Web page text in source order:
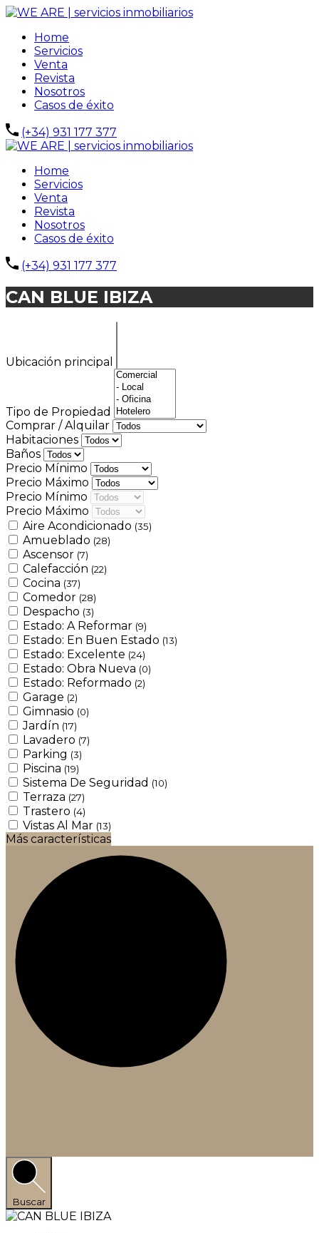
Home
Servicios
Venta
Revista
Nosotros
Casos de éxito
(+34) 931 177 377
Home
Servicios
Venta
Revista
Nosotros
Casos de éxito
(+34) 931 177 377
CAN BLUE IBIZA
Ubicación principal
Tipo de Propiedad
Comprar / Alquilar
Habitaciones
Baños
Precio Mínimo
Precio Máximo
Precio Mínimo
Precio Máximo
Aire Acondicionado (35)
Amueblado (28)
Ascensor (7)
Calefacción (22)
Cocina (37)
Comedor (28)
Despacho (3)
Estado: A Reformar (9)
Estado: En Buen Estado (13)
Estado: Excelente (24)
Estado: Obra Nueva (0)
Estado: Reformado (2)
Garage (2)
Gimnasio (0)
Jardín (17)
Lavadero (7)
Parking (3)
Piscina (19)
Sistema De Seguridad (10)
Terraza (27)
Trastero (4)
Vistas Al Mar (13)
Más características
Buscar